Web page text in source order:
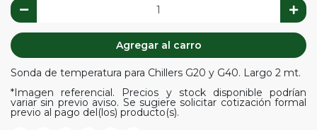
Agregar al carro
Sonda de temperatura para Chillers G20 y G40. Largo 2 mt.
*Imagen referencial. Precios y stock disponible podrían
variar sin previo aviso. Se sugiere solicitar cotización formal
previo al pago del(los) producto(s).